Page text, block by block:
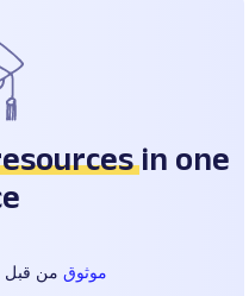
in one
موثوق من قبل